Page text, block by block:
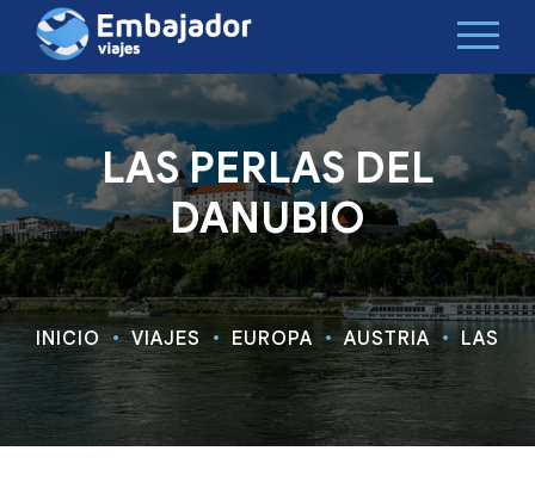
LAS PERLAS DEL
DANUBIO
INICIO VIAJES EUROPA AUSTRIA LAS